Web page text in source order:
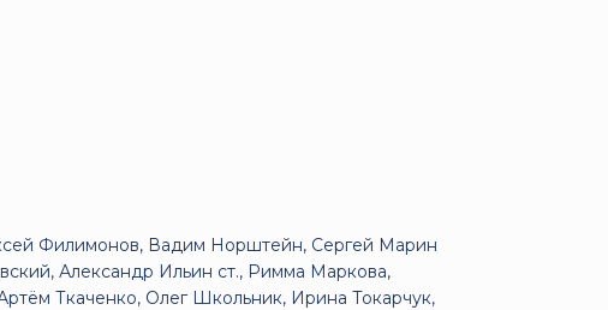
Филимонов, Вадим Норштейн, Сергей Марин
Александр Ильин ст., Римма Маркова,
Ткаченко, Олег Школьник, Ирина Токарчук,